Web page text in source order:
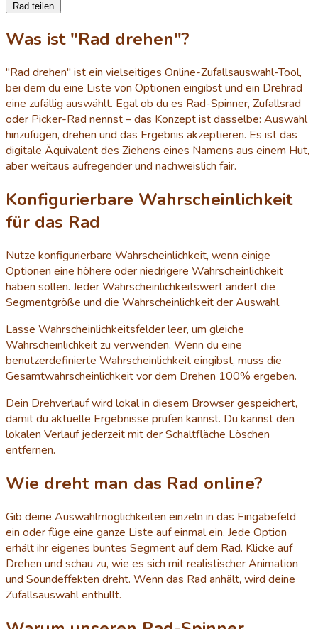
Rad teilen
Was ist "Rad drehen"?
"Rad drehen" ist ein vielseitiges Online-Zufallsauswahl-Tool,
bei dem du eine Liste von Optionen eingibst und ein Drehrad
eine zufällig auswählt. Egal ob du es Rad-Spinner, Zufallsrad
oder Picker-Rad nennst – das Konzept ist dasselbe: Auswahl
hinzufügen, drehen und das Ergebnis akzeptieren. Es ist das
digitale Äquivalent des Ziehens eines Namens aus einem Hut,
aber weitaus aufregender und nachweislich fair.
Konfigurierbare Wahrscheinlichkeit
für das Rad
Nutze konfigurierbare Wahrscheinlichkeit, wenn einige
Optionen eine höhere oder niedrigere Wahrscheinlichkeit
haben sollen. Jeder Wahrscheinlichkeitswert ändert die
Segmentgröße und die Wahrscheinlichkeit der Auswahl.
Lasse Wahrscheinlichkeitsfelder leer, um gleiche
Wahrscheinlichkeit zu verwenden. Wenn du eine
benutzerdefinierte Wahrscheinlichkeit eingibst, muss die
Gesamtwahrscheinlichkeit vor dem Drehen 100% ergeben.
Dein Drehverlauf wird lokal in diesem Browser gespeichert,
damit du aktuelle Ergebnisse prüfen kannst. Du kannst den
lokalen Verlauf jederzeit mit der Schaltfläche Löschen
entfernen.
Wie dreht man das Rad online?
Gib deine Auswahlmöglichkeiten einzeln in das Eingabefeld
ein oder füge eine ganze Liste auf einmal ein. Jede Option
erhält ihr eigenes buntes Segment auf dem Rad. Klicke auf
Drehen und schau zu, wie es sich mit realistischer Animation
und Soundeffekten dreht. Wenn das Rad anhält, wird deine
Zufallsauswahl enthüllt.